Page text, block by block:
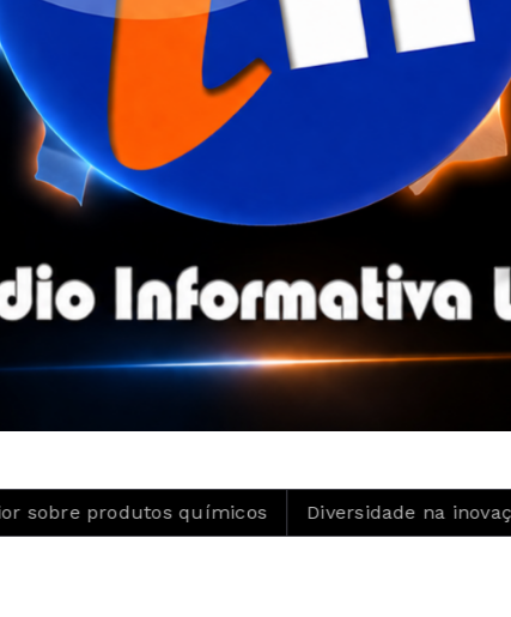
químicos Diversidade na inovação é tema